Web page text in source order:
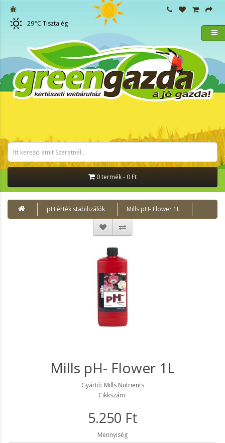
29°C Tiszta ég
0 termék - 0 Ft
pH érték stabilizálók Mills pH- Flower 1L
Mills pH- Flower 1L
Gyártó: Mills Nutrients
Cikkszám:
5.250 Ft
Mennyiség